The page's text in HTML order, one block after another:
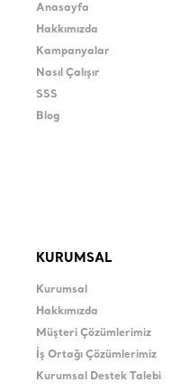
Anasayfa
Hakkımızda
Kampanyalar
Nasıl Çalışır
SSS
Blog
KURUMSAL
Kurumsal
Hakkımızda
Müşteri Çözümlerimiz
İş Ortağı Çözümlerimiz
Kurumsal Destek Talebi